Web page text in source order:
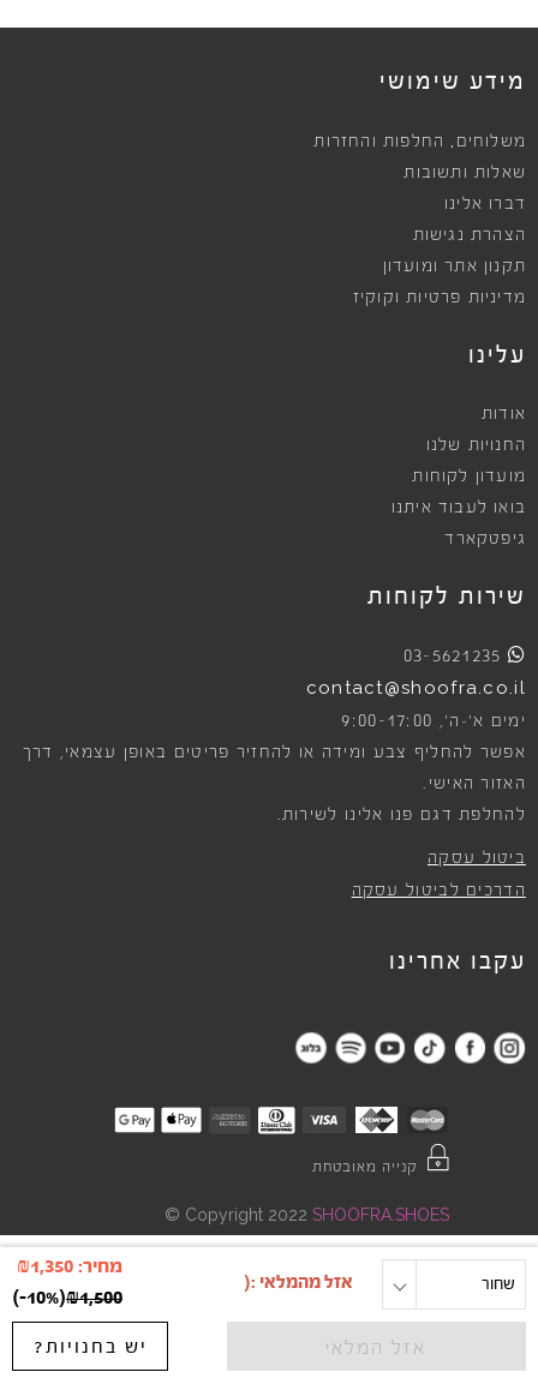
שחור one size
מחיר: ₪1,350
₪1,500
(
-10%
)
אזל המלאי יש בחנויות?
מידע שימושי
משלוחים , החלפות והחזרות
שאלות ותשובות
דברו אלינו
הצהרת נגישות
תקנון אתר ומועדון
מדיניות פרטיות וקוקיז
עלינו
אודות
החנויות שלנו
מועדון לקוחות
בואו לעבוד איתנו
גיפטקארד
שירות לקוחות
03-5621235
contact@shoofra.co.il
ימים א׳-ה׳, 9:00-17:00
אפשר להחליף צבע ומידה או להחזיר פריטים באופן עצמאי, דרך
האזור האישי.
להחלפת דגם פנו אלינו לשירות.
ביטול עסקה
הדרכים לביטול עסקה
עקבו אחרינו
קנייה מאובטחת
Copyright 2022 SHOOFRA.SHOES
©